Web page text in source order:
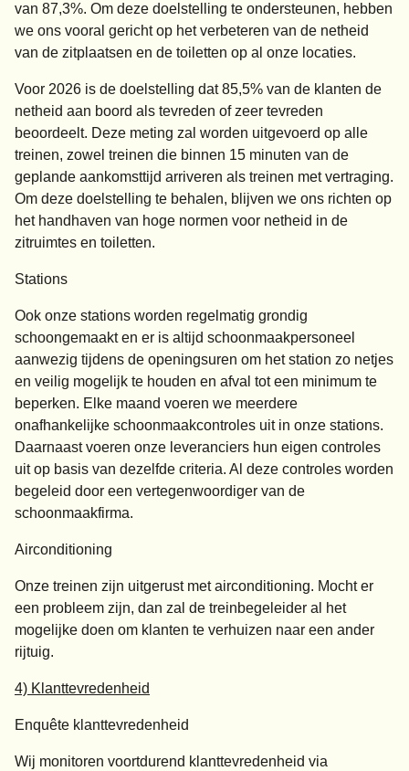
van 87,3%. Om deze doelstelling te ondersteunen, hebben
we ons vooral gericht op het verbeteren van de netheid
van de zitplaatsen en de toiletten op al onze locaties.
Voor 2026 is de doelstelling dat 85,5% van de klanten de
netheid aan boord als tevreden of zeer tevreden
beoordeelt. Deze meting zal worden uitgevoerd op alle
treinen, zowel treinen die binnen 15 minuten van de
geplande aankomsttijd arriveren als treinen met vertraging.
Om deze doelstelling te behalen, blijven we ons richten op
het handhaven van hoge normen voor netheid in de
zitruimtes en toiletten.
Stations
Ook onze stations worden regelmatig grondig
schoongemaakt en er is altijd schoonmaakpersoneel
aanwezig tijdens de openingsuren om het station zo netjes
en veilig mogelijk te houden en afval tot een minimum te
beperken. Elke maand voeren we meerdere
onafhankelijke schoonmaakcontroles uit in onze stations.
Daarnaast voeren onze leveranciers hun eigen controles
uit op basis van dezelfde criteria. Al deze controles worden
begeleid door een vertegenwoordiger van de
schoonmaakfirma.
Airconditioning
Onze treinen zijn uitgerust met airconditioning. Mocht er
een probleem zijn, dan zal de treinbegeleider al het
mogelijke doen om klanten te verhuizen naar een ander
rijtuig.
4) Klanttevredenheid
Enquête klanttevredenheid
Wij monitoren voortdurend klanttevredenheid via